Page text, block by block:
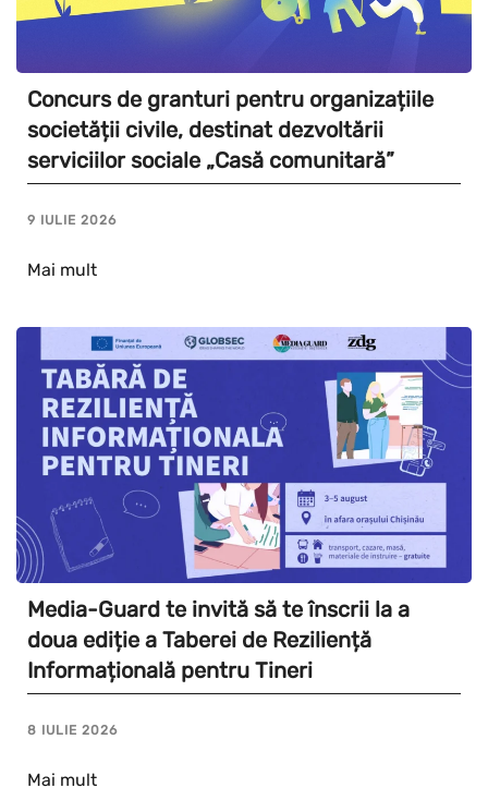
Concurs de granturi pentru organizațiile
societății civile, destinat dezvoltării
serviciilor sociale „Casă comunitară”
9 IULIE 2026
Mai mult
Media-Guard te invită să te înscrii la a
doua ediție a Taberei de Reziliență
Informațională pentru Tineri
8 IULIE 2026
Mai mult